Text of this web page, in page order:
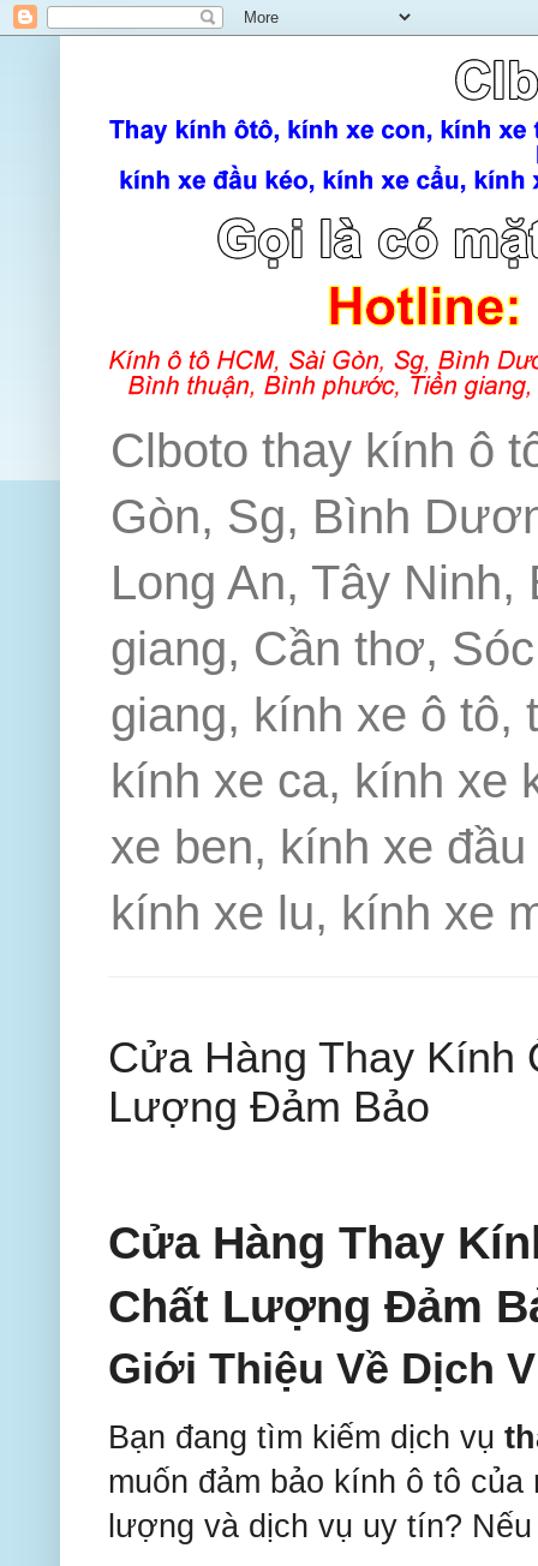
Clboto thay kính ô
Gòn, Sg, Bình
Long An, Tây
giang, Cần thơ,
giang, kính xe ô tô,
kính xe ca, kính xe
xe ben, kính xe
kính xe lu, kính xe
Cửa Hàng Thay Kính
Lượng Đảm Bảo
Cửa Hàng Thay
Chất Lượng Đảm
Giới Thiệu Về Dịch
Bạn đang tìm kiếm dịch vụ
muốn đảm bảo kính ô tô
lượng và dịch vụ uy tín?